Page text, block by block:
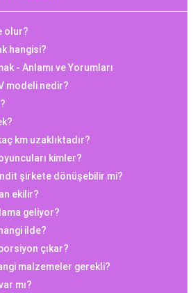
olur?
hangisi?
- Anlamı ve Yorumları
modeli nedir?
km uzaklıktadır?
kimler?
şirkete dönüşebilir mi?
ekilir?
geliyor?
ilde?
çıkar?
malzemeler gerekli?
mı?